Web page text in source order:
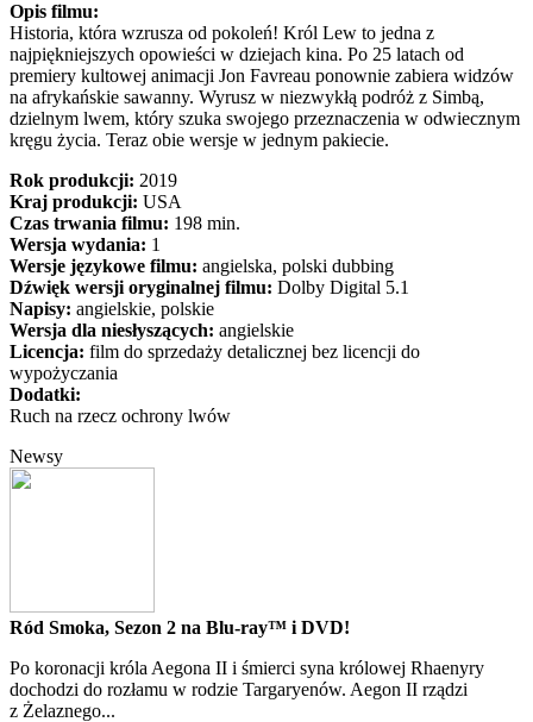
Opis filmu:
Historia, która wzrusza od pokoleń! Król Lew to jedna z
najpiękniejszych opowieści w dziejach kina. Po 25 latach od
premiery kultowej animacji Jon Favreau ponownie zabiera widzów
na afrykańskie sawanny. Wyrusz w niezwykłą podróż z Simbą,
dzielnym lwem, który szuka swojego przeznaczenia w odwiecznym
kręgu życia. Teraz obie wersje w jednym pakiecie.
Rok produkcji: 2019
Kraj produkcji: USA
Czas trwania filmu: 198 min.
Wersja wydania: 1
Wersje językowe filmu: angielska, polski dubbing
Dźwięk wersji oryginalnej filmu: Dolby Digital 5.1
Napisy: angielskie, polskie
Wersja dla niesłyszących: angielskie
Licencja: film do sprzedaży detalicznej bez licencji do
wypożyczania
Dodatki:
Ruch na rzecz ochrony lwów
Newsy
Ród Smoka, Sezon 2 na Blu-ray™ i DVD!
Po koronacji króla Aegona II i śmierci syna królowej Rhaenyry
dochodzi do rozłamu w rodzie Targaryenów. Aegon II rządzi
z Żelaznego...